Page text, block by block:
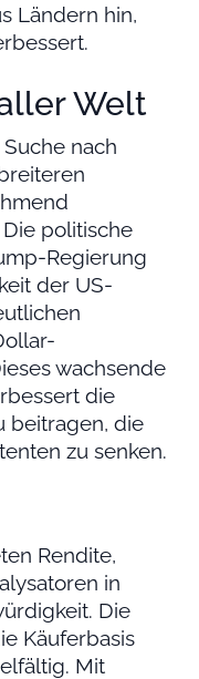
Ländern hin,
Welt
nach
politische
Regierung
der US-
wachsende
die
beitragen, die
zu senken.
Rendite,
in
Die
Käuferbasis
Mit